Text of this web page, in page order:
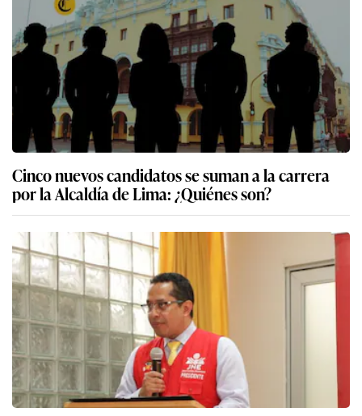
Cinco nuevos candidatos se suman a la carrera
por la Alcaldía de Lima: ¿Quiénes son?